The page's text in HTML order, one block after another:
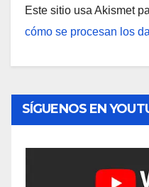
Este sitio usa Akismet
cómo se procesan los
SÍGUENOS EN